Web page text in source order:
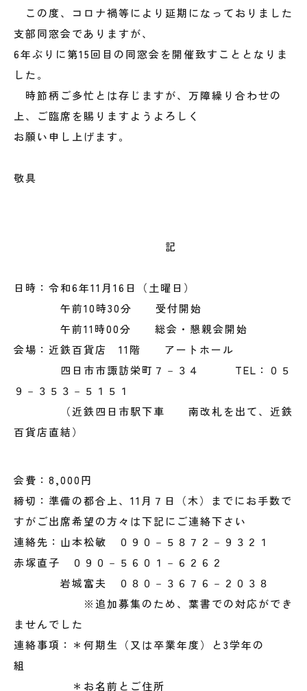
この度、コロナ禍等により延期になっておりました
支部同窓会でありますが、
6年ぶりに第15回目の同窓会を開催致すこととなりま
した。
時節柄ご多忙とは存じますが、万障繰り合わせの
上、ご臨席を賜りますようよろしく
お願い申し上げます。
敬具
記
日時：令和6年11月16日（土曜日）
午前10時30分 受付開始
午前11時00分 総会・懇親会開始
会場：近鉄百貨店 11階 アートホール
四日市市諏訪栄町７－３４ TEL：０５
９－３５３－５１５１
（近鉄四日市駅下車 南改札を出て、近鉄
百貨店直結）
会費：8,000円
締切：準備の都合上、11月７日（木）までにお手数で
すがご出席希望の方々は下記にご連絡下さい
連絡先：山本松敏 ０９０－５８７２－９３２１
赤塚直子 ０９０－５６０１－６２６２
岩城富夫 ０８０－３６７６－２０３８
※追加募集のため、葉書での対応ができ
ませんでした
連絡事項：＊何期生（又は卒業年度）と3学年の
組
＊お名前とご住所